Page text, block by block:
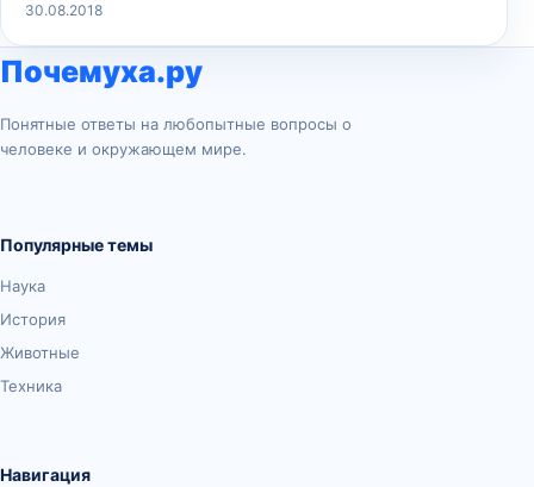
30.08.2018
Почемуха.ру
Понятные ответы на любопытные вопросы о
человеке и окружающем мире.
Популярные темы
Наука
История
Животные
Техника
Навигация